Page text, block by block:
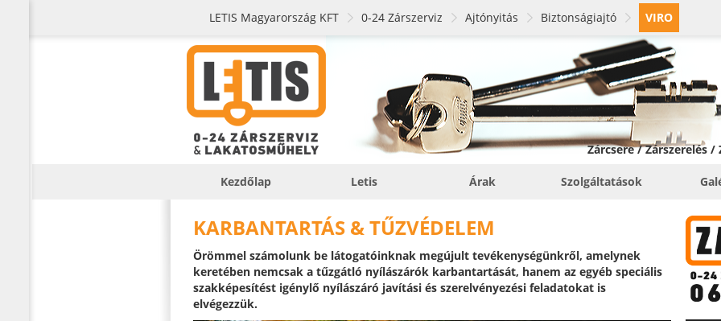
LETIS Magyarország KFT 0-24 Zárszerviz Ajtónyitás Biztonságiajtó VIRO
Zárcsere / Zárszerelés
Kezdőlap Letis Árak Szolgáltatások
KARBANTARTÁS & TŰZVÉDELEM
Örömmel számolunk be látogatóinknak megújult tevékenységünkről, amelynek
keretében nemcsak a tűzgátló nyílászárók karbantartását, hanem az egyéb speciális
szakképesítést igénylő nyílászáró javítási és szerelvényezési feladatokat is
elvégezzük.